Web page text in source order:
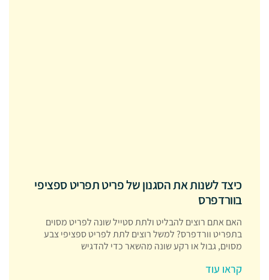
כיצד לשנות את הסגנון של פריט תפריט ספציפי
בוורדפרס
האם אתם רוצים להבליט ולתת סטייל שונה לפריט מסוים
בתפריט וורדפרס? למשל רוצים לתת לפריט ספציפי צבע
מסוים, גבול או רקע שונה מהשאר כדי להדגיש
קראו עוד